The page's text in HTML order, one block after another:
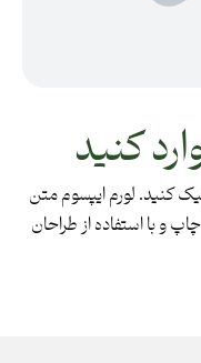
کنید
کنید. لورم ایپسوم متن
و با استفاده از طراحان